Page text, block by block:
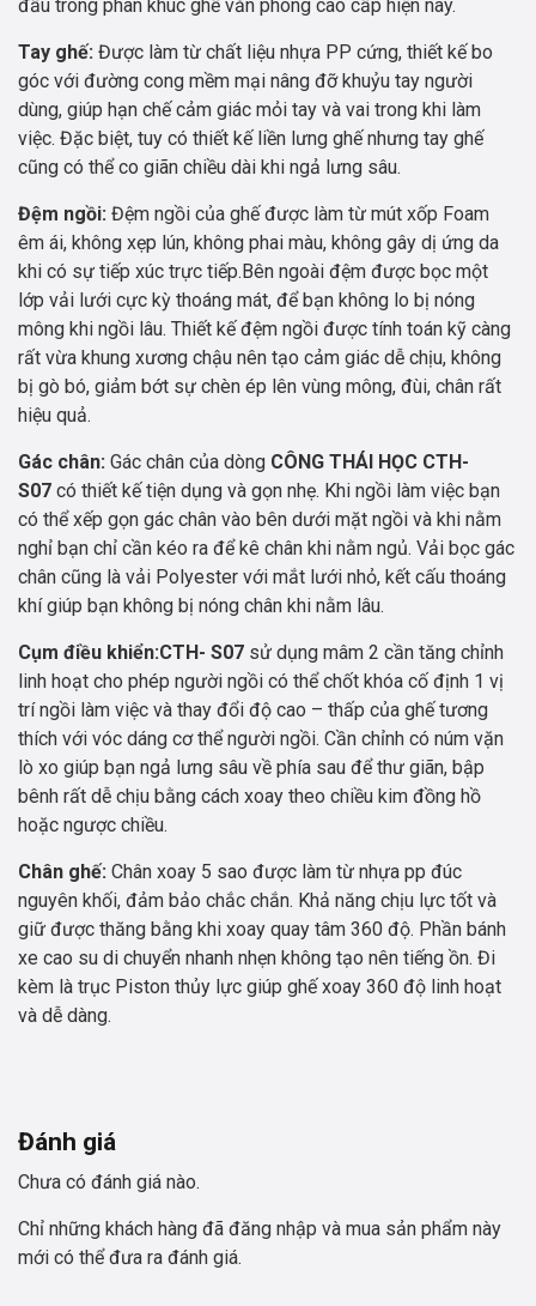
đầu trong phân khúc ghế văn phòng cao cấp hiện nay.
Tay ghế: Được làm từ chất liệu nhựa PP cứng, thiết kế bo
góc với đường cong mềm mại nâng đỡ khuỷu tay người
dùng, giúp hạn chế cảm giác mỏi tay và vai trong khi làm
việc. Đặc biệt, tuy có thiết kế liền lưng ghế nhưng tay ghế
cũng có thể co giãn chiều dài khi ngả lưng sâu.
Đệm ngồi: Đệm ngồi của ghế được làm từ mút xốp Foam
êm ái, không xẹp lún, không phai màu, không gây dị ứng da
khi có sự tiếp xúc trực tiếp.Bên ngoài đệm được bọc một
lớp vải lưới cực kỳ thoáng mát, để bạn không lo bị nóng
mông khi ngồi lâu. Thiết kế đệm ngồi được tính toán kỹ càng
rất vừa khung xương chậu nên tạo cảm giác dễ chịu, không
bị gò bó, giảm bớt sự chèn ép lên vùng mông, đùi, chân rất
hiệu quả.
Gác chân: Gác chân của dòng CÔNG THÁI HỌC CTH-
S07 có thiết kế tiện dụng và gọn nhẹ. Khi ngồi làm việc bạn
có thể xếp gọn gác chân vào bên dưới mặt ngồi và khi nằm
nghỉ bạn chỉ cần kéo ra để kê chân khi nằm ngủ. Vải bọc gác
chân cũng là vải Polyester với mắt lưới nhỏ, kết cấu thoáng
khí giúp bạn không bị nóng chân khi nằm lâu.
Cụm điều khiển:CTH- S07 sử dụng mâm 2 cần tăng chỉnh
linh hoạt cho phép người ngồi có thể chốt khóa cố định 1 vị
trí ngồi làm việc và thay đổi độ cao – thấp của ghế tương
thích với vóc dáng cơ thể người ngồi. Cần chỉnh có núm vặn
lò xo giúp bạn ngả lưng sâu về phía sau để thư giãn, bập
bênh rất dễ chịu bằng cách xoay theo chiều kim đồng hồ
hoặc ngược chiều.
Chân ghế: Chân xoay 5 sao được làm từ nhựa pp đúc
nguyên khối, đảm bảo chắc chắn. Khả năng chịu lực tốt và
giữ được thăng bằng khi xoay quay tâm 360 độ. Phần bánh
xe cao su di chuyển nhanh nhẹn không tạo nên tiếng ồn. Đi
kèm là trục Piston thủy lực giúp ghế xoay 360 độ linh hoạt
và dễ dàng.
Đánh giá
Chưa có đánh giá nào.
Chỉ những khách hàng đã đăng nhập và mua sản phẩm này
mới có thể đưa ra đánh giá.